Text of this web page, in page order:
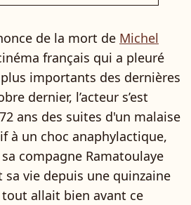
de la mort de Michel
français qui a pleuré
importants des dernières
dernier, l’acteur s’est
ans des suites d'un malaise
à un choc anaphylactique,
compagne Ramatoulaye
vie depuis une quinzaine
tout allait bien avant ce